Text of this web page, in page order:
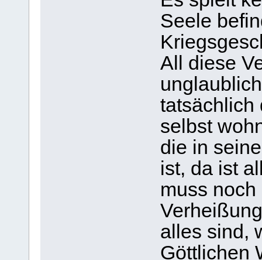
Seele
All diese
tatsächlich
selbst
die in
ist, da ist
muss
alles sind,
Göttlichen